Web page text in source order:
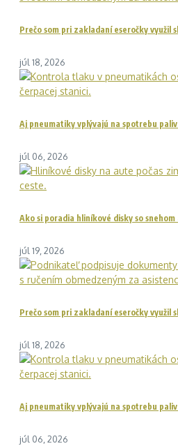
Prečo som pri zakladaní eseročky využil
júl 18, 2026
Aj pneumatiky vplývajú na spotrebu
júl 06, 2026
Ako si poradia hliníkové disky so snehom
júl 19, 2026
Prečo som pri zakladaní eseročky využil
júl 18, 2026
Aj pneumatiky vplývajú na spotrebu
júl 06, 2026